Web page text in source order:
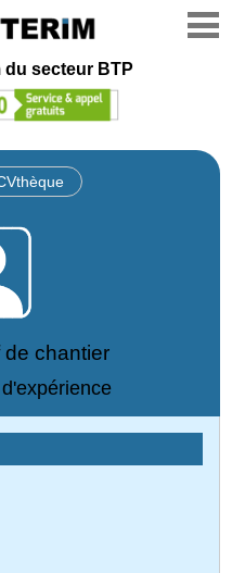
du secteur BTP
chantier